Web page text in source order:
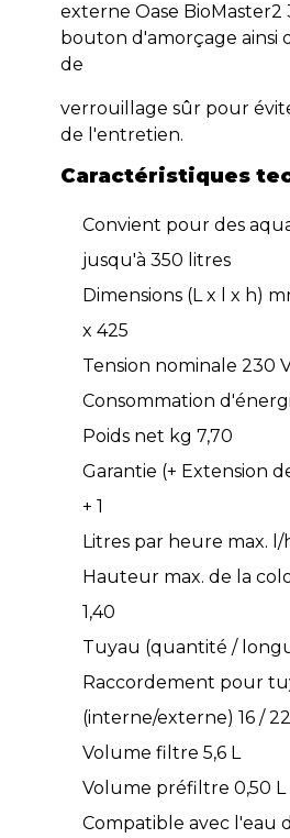
externe Oase BioMaster2
bouton d'amorçage ainsi
de
verrouillage sûr pour
de l'entretien.
Caractéristiques
Convient pour des
jusqu'à 350 litres
Dimensions (L x l x h)
x 425
Tension nominale 230
Consommation
Poids net kg 7,70
Garantie (+ Extension
+ 1
Litres par heure max. l/
Hauteur max. de la
1,40
Tuyau (quantité /
Raccordement pour
(interne/externe) 16 /
Volume filtre 5,6 L
Volume préfiltre 0,50 L
Compatible avec l'eau